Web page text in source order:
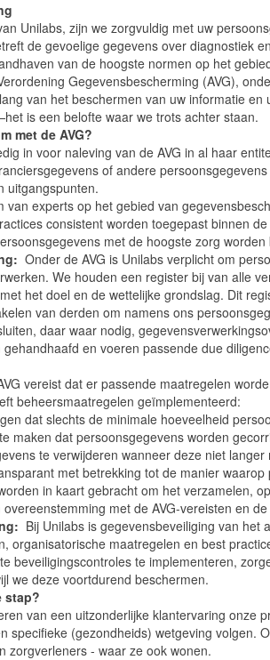
Unilabs, zijn we zorgvuldig met uw
de gevoelige gegevens over diagnostiek
van de hoogste normen op het
Gegevensbescherming (AVG),
van het beschermen van uw informatie
is een belofte waar we trots achter staan.
met de AVG?
in voor naleving van de AVG in al haar
of andere
uitgangspunten.
van experts op het gebied van
consistent worden toegepast binnen
met de hoogste zorg
Onder de AVG is Unilabs verplicht om
We houden een register bij van alle
het doel en de wettelijke grondslag. Dit
van derden om namens ons
daar waar nodig,
en voeren passende due
vereist dat er passende maatregelen
beheersmaatregelen geïmplementeerd:
dat slechts de minimale hoeveelheid
maken dat persoonsgegevens worden
te verwijderen wanneer deze niet
met betrekking tot de manier
in kaart gebracht om het verzamelen,
met de AVG-vereisten en
Bij Unilabs is gegevensbeveiliging van
organisatorische maatregelen en best
beveiligingscontroles te implementeren,
we deze voortdurend beschermen.
stap?
van een uitzonderlijke klantervaring onze
specifieke (gezondheids) wetgeving
zorgverleners - waar ze ook wonen.